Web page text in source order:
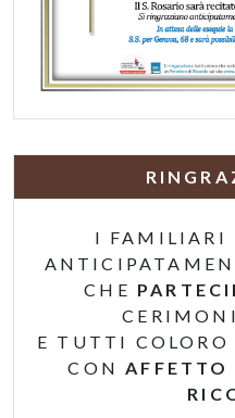
I FAMILIARI
CHE
E TUTTI COLORO
CONAFFETTO